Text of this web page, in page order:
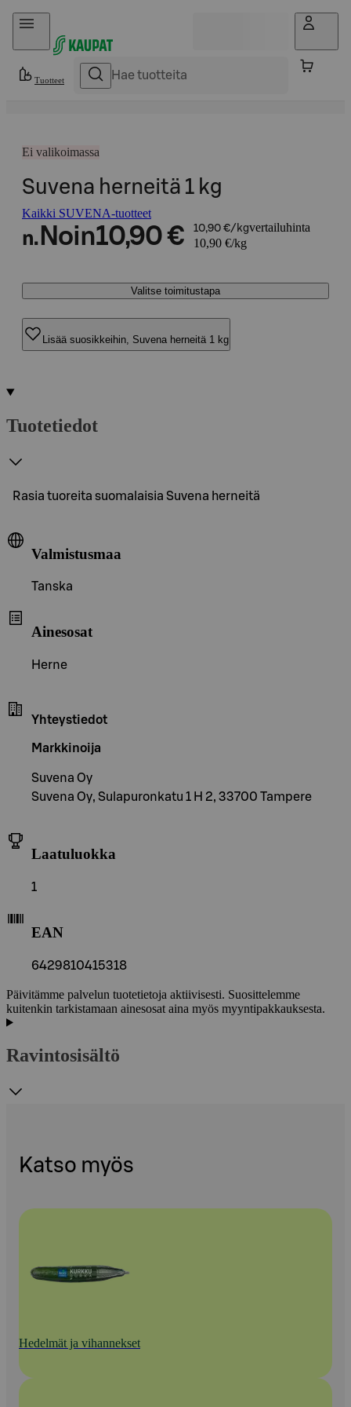
Hyppää sisältöön
Tuotteet
Ei valikoimassa
Suvena herneitä 1 kg
Kaikki SUVENA-tuotteet
n. Noin10,90 € 10,90 €/kgvertailuhinta
10,90 €/kg
Valitse toimitustapa
Lisää suosikkeihin, Suvena herneitä 1 kg
Tuotetiedot
Rasia tuoreita suomalaisia Suvena herneitä
Valmistusmaa
Tanska
Ainesosat
Herne
Yhteystiedot
Markkinoija
Suvena Oy
Suvena Oy, Sulapuronkatu 1 H 2, 33700 Tampere
Laatuluokka
1
EAN
6429810415318
Päivitämme palvelun tuotetietoja aktiivisesti. Suosittelemme
kuitenkin tarkistamaan ainesosat aina myös myyntipakkauksesta.
Ravintosisältö
Katso myös
Hedelmät ja vihannekset